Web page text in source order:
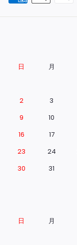
日 月
2
3
9
10
16
17
23
24
30
31
日 月